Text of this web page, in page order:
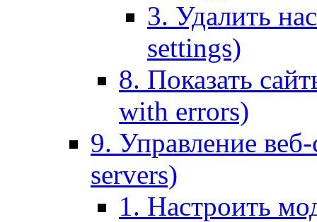
3. Удалить
settings)
8. Показать
with errors)
9. Управление
servers)
1. Настроить